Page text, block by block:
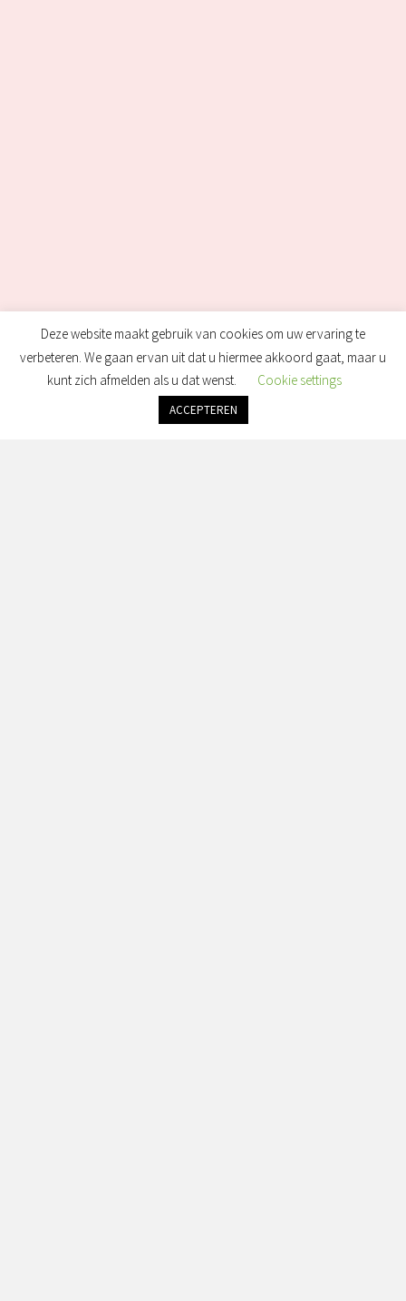
Deze website maakt gebruik van cookies om uw ervaring te
verbeteren. We gaan ervan uit dat u hiermee akkoord gaat, maar u
kunt zich afmelden als u dat wenst.
Cookie settings
ACCEPTEREN